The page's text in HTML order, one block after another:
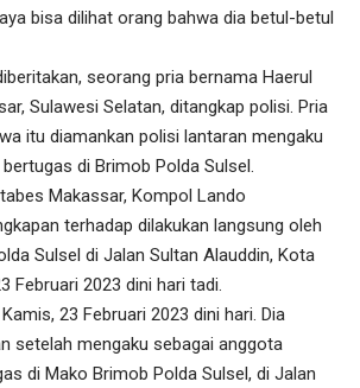
bisa dilihat orang bahwa dia betul-betul
seorang pria bernama Haerul
Sulawesi Selatan, ditangkap polisi. Pria
itu diamankan polisi lantaran mengaku
di Brimob Polda Sulsel.
Makassar, Kompol Lando
terhadap dilakukan langsung oleh
Sulsel di Jalan Sultan Alauddin, Kota
Februari 2023 dini hari tadi.
23 Februari 2023 dini hari. Dia
setelah mengaku sebagai anggota
di Mako Brimob Polda Sulsel, di Jalan